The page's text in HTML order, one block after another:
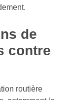
de
contre
routière